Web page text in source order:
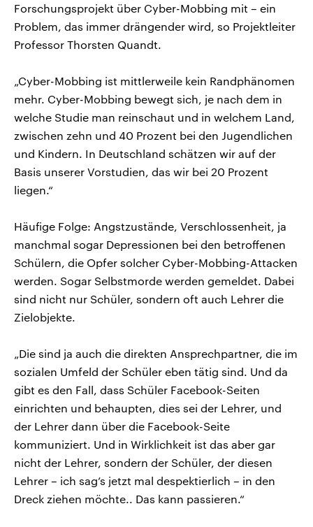
Forschungsprojekt über Cyber-Mobbing mit – ein
Problem, das immer drängender wird, so Projektleiter
Professor Thorsten Quandt.
„Cyber-Mobbing ist mittlerweile kein Randphänomen
mehr. Cyber-Mobbing bewegt sich, je nach dem in
welche Studie man reinschaut und in welchem Land,
zwischen zehn und 40 Prozent bei den Jugendlichen
und Kindern. In Deutschland schätzen wir auf der
Basis unserer Vorstudien, das wir bei 20 Prozent
liegen.“
Häufige Folge: Angstzustände, Verschlossenheit, ja
manchmal sogar Depressionen bei den betroffenen
Schülern, die Opfer solcher Cyber-Mobbing-Attacken
werden. Sogar Selbstmorde werden gemeldet. Dabei
sind nicht nur Schüler, sondern oft auch Lehrer die
Zielobjekte.
„Die sind ja auch die direkten Ansprechpartner, die im
sozialen Umfeld der Schüler eben tätig sind. Und da
gibt es den Fall, dass Schüler Facebook-Seiten
einrichten und behaupten, dies sei der Lehrer, und
der Lehrer dann über die Facebook-Seite
kommuniziert. Und in Wirklichkeit ist das aber gar
nicht der Lehrer, sondern der Schüler, der diesen
Lehrer – ich sag’s jetzt mal despektierlich – in den
Dreck ziehen möchte.. Das kann passieren.“